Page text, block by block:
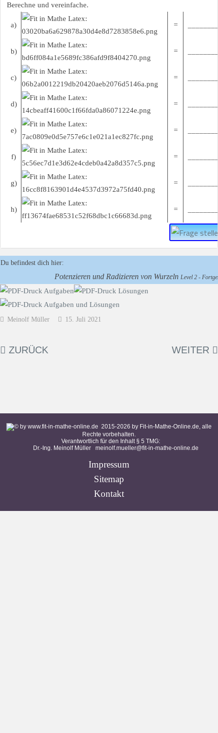
Berechne und vereinfache.
a) =
b) =
c) =
d) =
e) =
f) =
g) =
h) =
Du befindest dich hier:
Potenzieren und Radizieren von Wurzeln Level 2 -
Meinolf Müller 15. Juli 2021
ZURÜCK WEITER
2015-2026 by Fit-in-Mathe-Online.de, alle
Rechte vorbehalten.
Verantwortlich für den Inhalt § 5 TMG:
Dr.-Ing. Meinolf Müller meinolf.mueller@fit-in-mathe-online.de
Impressum
Sitemap
Kontakt